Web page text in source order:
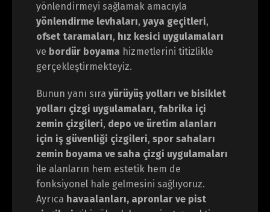
yönlendirmeyi sağlamak amacıyla
yönlendirme levhaları, yaya geçitleri,
ofset taramaları, hız kesici uygulamaları
ve bordür boyama hizmetlerini titizlikle
gerçekleştirmekteyiz.
Bunun yanı sıra yürüyüş yolları ve bisiklet
yolları çizgi uygulamaları, fabrika içi
zemin çizgileri, depo ve üretim alanları
için iş güvenliği çizgileri, spor sahaları
zemin boyama ve saha çizgi uygulamaları
ile alanların hem estetik hem de
fonksiyonel hale gelmesini sağlıyoruz.
Ayrıca havaalanları, apronlar ve pist